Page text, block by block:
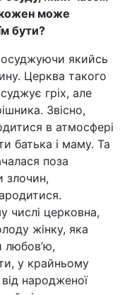
кожен може
бути?
якийсь
Церква такого
гріх, але
Звісно,
в атмосфері
батька і маму. Та
поза
числі церковна,
жінку, яка
любов’ю,
у крайньому
народженої